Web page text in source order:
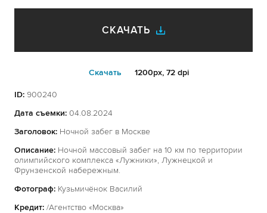
СКАЧАТЬ
Cкачать 1200px, 72 dpi
ID: 900240
Дата съемки: 04.08.2024
Заголовок: Ночной забег в Москве
Описание: Ночной массовый забег на 10 км по территории
олимпийского комплекса «Лужники», Лужнецкой и
Фрунзенской набережным.
Фотограф: Кузьмичёнок Василий
Кредит: /Агентство «Москва»